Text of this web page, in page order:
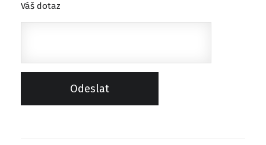
Váš dotaz